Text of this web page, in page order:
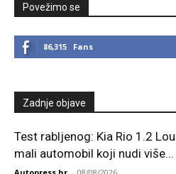
Povežimo se
86,315 Fans
Zadnje objave
Test rabljenog: Kia Rio 1.2
mali automobil koji nudi više...